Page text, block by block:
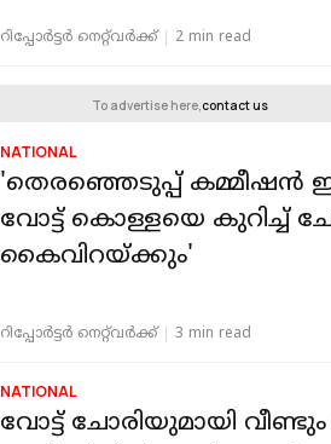
റിപ്പോർട്ടർ നെറ്റ്‌വര്‍ക്ക്‌ 2 min read
To advertise here,contact us
NATIONAL
'തെരഞ്ഞെടുപ്പ് കമ്മീഷൻ
വോട്ട് കൊള്ളയെ കുറിച്ച്
കൈവിറയ്ക്കും'
റിപ്പോർട്ടർ നെറ്റ്‌വര്‍ക്ക്‌ 3 min read
NATIONAL
വോട്ട് ചോരിയുമായി